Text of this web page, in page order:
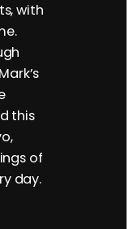
with
this
of
day.